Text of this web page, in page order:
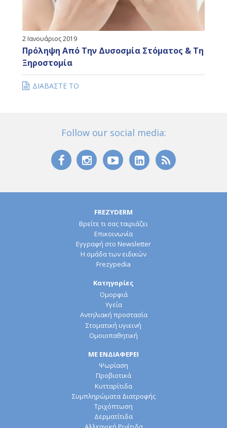
2 Ιανουάριος 2019
Πρόληψη Από Την Δυσοσμία Στόματος & Τη
Ξηροστομία
ΔΙΑΒΑΣΤΕ ΤΟ
Follow our social media:
FREZYDERM
Βρείτε τι σας ταιριάζει
Επικοινωνία
Εγγραφή στο Newsletter
Η ομάδα των ειδικών
Frezypedia
Κατηγορίες
Ομορφιά
Υγεία
Αντηλιακή προστασία
Στοματική υγιεινή
Ομοιοπαθητική
ΜΕ ΕΝΔΙΑΦΕΡΕΙ
Ψωρίαση
Προβιοτικά
Κυτταρίτιδα
Συμπληρώματα Διατροφής
Τριχόπτωση
Δερματίτιδα